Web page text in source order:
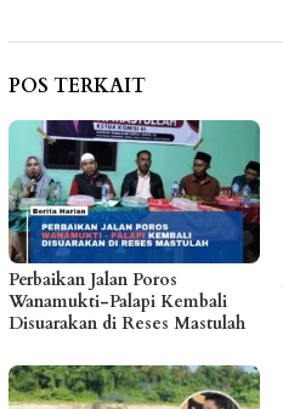
POS TERKAIT
Perbaikan Jalan Poros
Wanamukti-Palapi Kembali
Disuarakan di Reses Mastulah